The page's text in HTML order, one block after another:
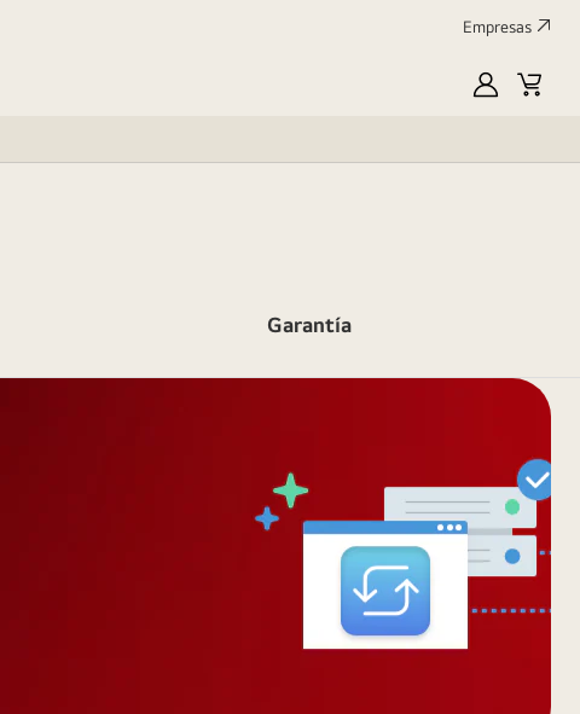
Empresas
MyLG
Garantía